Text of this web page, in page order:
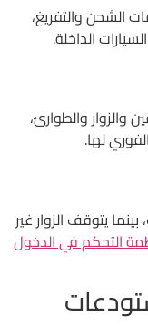
الشحن والتفريغ،
الداخلة.
والزوار والطوارئ،
لها.
يتوقف الزوار غير
التحكم في الدخول